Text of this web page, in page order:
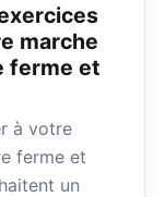
marche
ferme et
à votre
ferme et
un